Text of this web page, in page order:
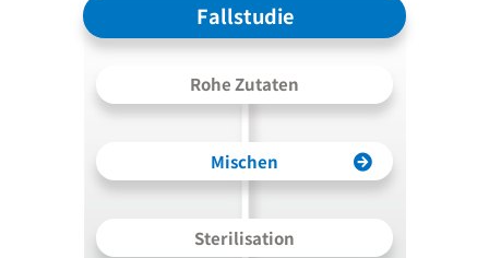
Fallstudie
Rohe Zutaten
Mischen
Sterilisation